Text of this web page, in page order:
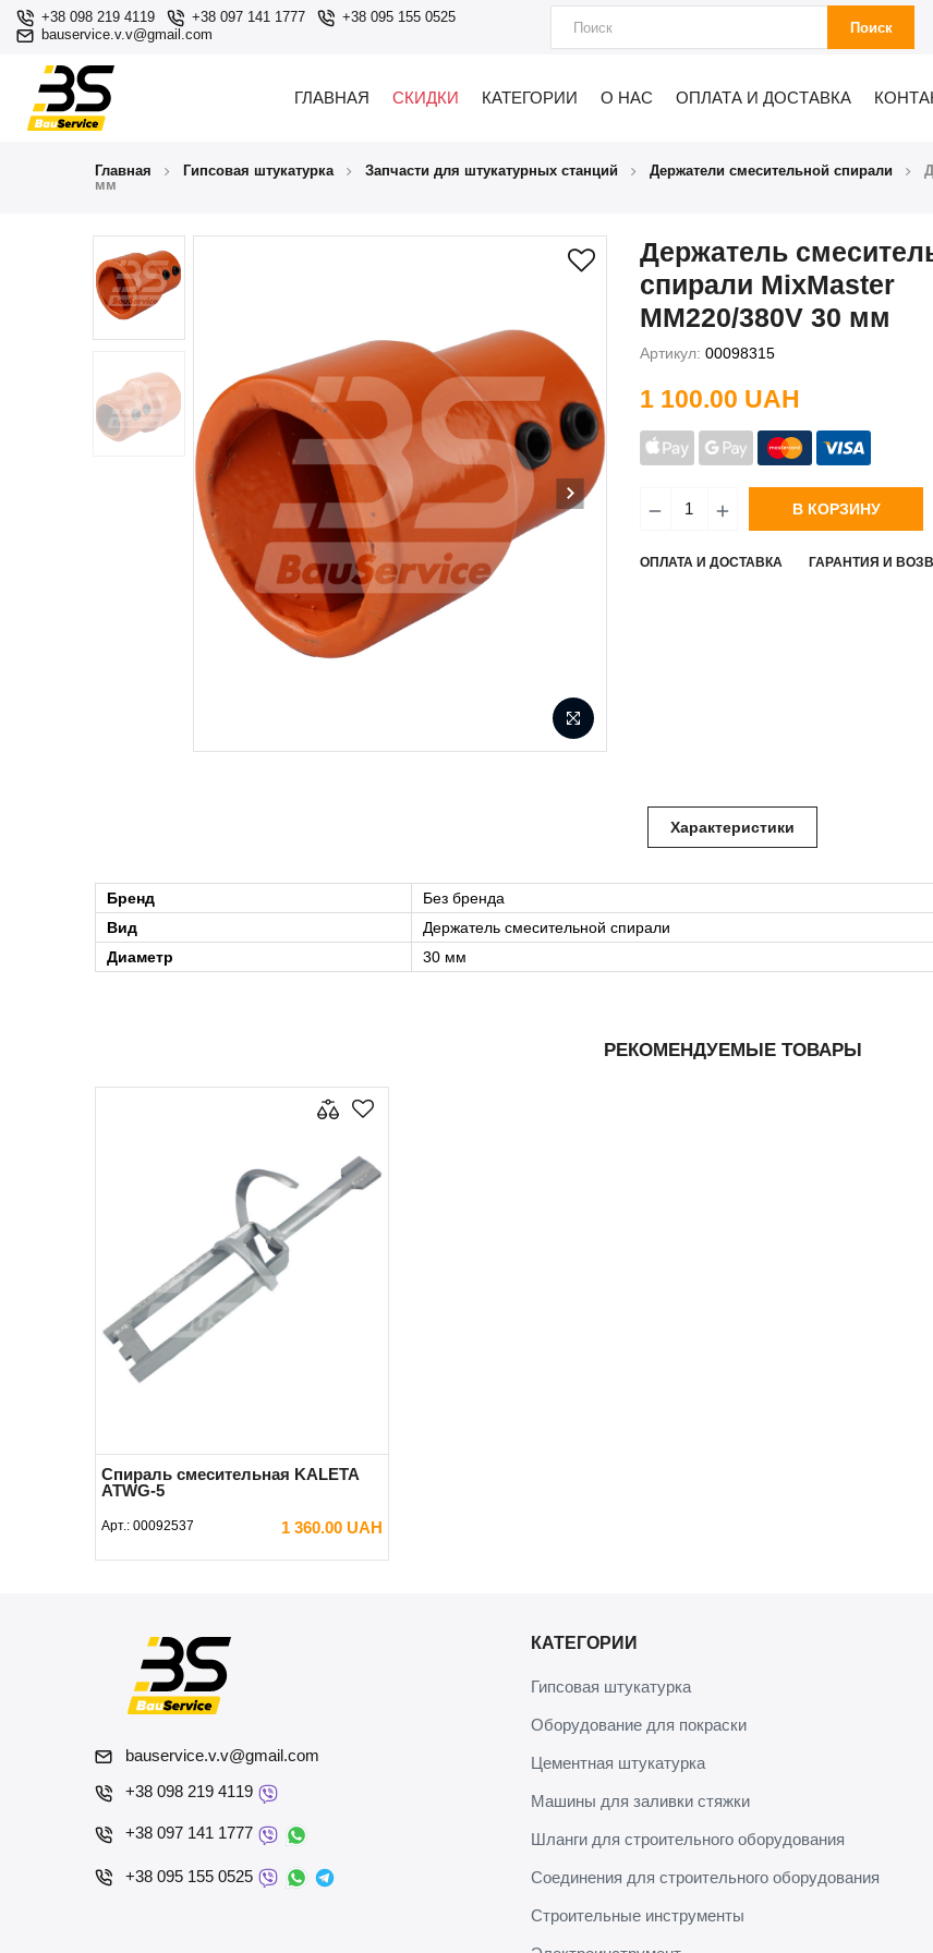
+38 098 219 4119 +38 097 141 1777
+38 095 155 0525
bauservice.v.v@gmail.com
Поиск
ГЛАВНАЯ СКИДКИ КАТЕГОРИИ О НАС ОПЛАТА И ДОСТАВКА
Главная Гипсовая штукатурка Запчасти для штукатурных станций Держатели смесительной спирали
мм
Держатель
спирали MixMaster
MM220/380V 30 мм
Артикул: 00098315
1 100.00 UAH
В КОРЗИНУ
ОПЛАТА И ДОСТАВКА ГАРАНТИЯ И
Характеристики
Бренд
Без бренда
Вид
Держатель смесительной спирали
Диаметр
30 мм
РЕКОМЕНДУЕМЫЕ ТОВАРЫ
Спираль смесительная KALETA
ATWG-5
Арт.: 00092537 1 360.00 UAH
В КОРЗИНУ
bauservice.v.v@gmail.com
+38 098 219 4119
+38 097 141 1777
+38 095 155 0525
КАТЕГОРИИ
Гипсовая штукатурка
Оборудование для покраски
Цементная штукатурка
Машины для заливки стяжки
Шланги для строительного оборудования
Соединения для строительного оборудования
Строительные инструменты